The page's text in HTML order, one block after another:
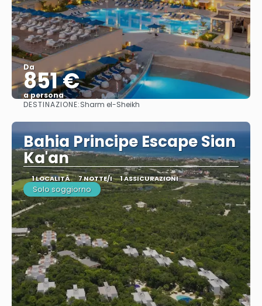
Da
851 €
a persona
Vedere
DESTINAZIONE:Sharm el-Sheikh
Bahia Principe Escape Sian
Ka'an
1 LOCALITÀ 7 NOTTE/I 1 ASSICURAZIONI
Solo soggiorno